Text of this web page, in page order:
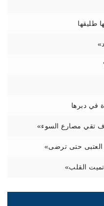
طليقها
في دبرها
تقي مصارع السوء»
حتى ترضى»
القلب»